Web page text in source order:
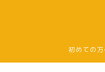
初めての方